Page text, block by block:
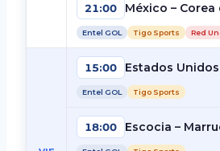
21:00 México – Corea
Entel GOL Tigo Sports Red
15:00 Estados
Entel GOL Tigo Sports
18:00 Escocia –